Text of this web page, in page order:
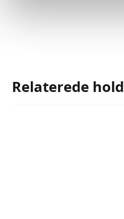
Relaterede hold